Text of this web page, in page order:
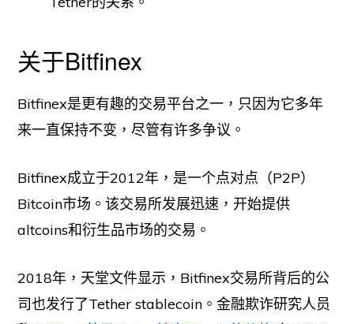
关于Bitfinex
Bitfinex是更有趣的交易平台之一，只因为它多年
来一直保持不变，尽管有许多争议。
Bitfinex成立于2012年，是一个点对点（P2P）
Bitcoin市场。该交易所发展迅速，开始提供
altcoins和衍生品市场的交易。
2018年，天堂文件显示，Bitfinex交易所背后的公
司也发行了Tether stablecoin。金融欺诈研究人员